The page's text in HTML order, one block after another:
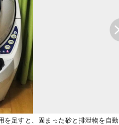
を足すと、固まった砂と排泄物を自動